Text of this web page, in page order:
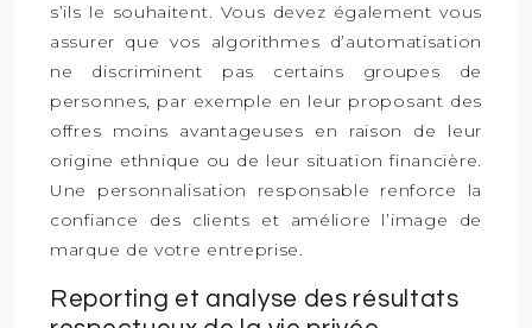
s’ils le souhaitent. Vous devez également vous
assurer que vos algorithmes d’automatisation
ne discriminent pas certains groupes de
personnes, par exemple en leur proposant des
offres moins avantageuses en raison de leur
origine ethnique ou de leur situation financière.
Une personnalisation responsable renforce la
confiance des clients et améliore l’image de
marque de votre entreprise.
Reporting et analyse des résultats